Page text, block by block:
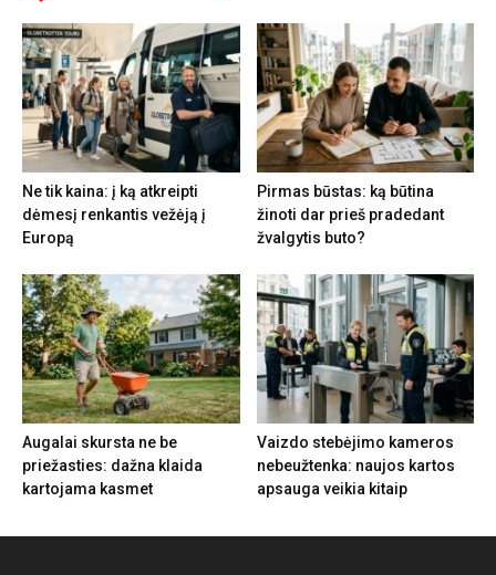
Ne tik kaina: į ką atkreipti
dėmesį renkantis vežėją į
Europą
Pirmas būstas: ką būtina
žinoti dar prieš pradedant
žvalgytis buto?
Augalai skursta ne be
priežasties: dažna klaida
kartojama kasmet
Vaizdo stebėjimo kameros
nebeužtenka: naujos kartos
apsauga veikia kitaip